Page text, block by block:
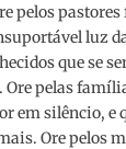
pelos pastores
luz
que se
Ore pelas
em silêncio, e
Ore pelos